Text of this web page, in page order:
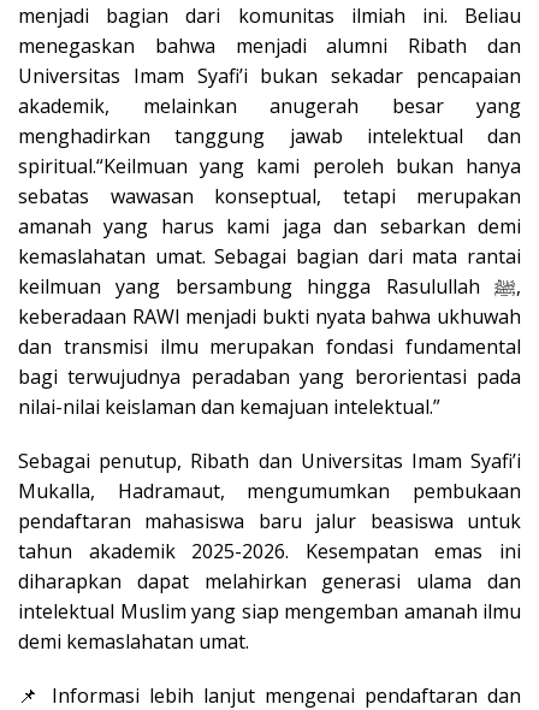
menjadi bagian dari komunitas ilmiah ini. Beliau
menegaskan bahwa menjadi alumni Ribath dan
Universitas Imam Syafi’i bukan sekadar pencapaian
akademik, melainkan anugerah besar yang
menghadirkan tanggung jawab intelektual dan
spiritual.“Keilmuan yang kami peroleh bukan hanya
sebatas wawasan konseptual, tetapi merupakan
amanah yang harus kami jaga dan sebarkan demi
kemaslahatan umat. Sebagai bagian dari mata rantai
keilmuan yang bersambung hingga Rasulullah ﷺ,
keberadaan RAWI menjadi bukti nyata bahwa ukhuwah
dan transmisi ilmu merupakan fondasi fundamental
bagi terwujudnya peradaban yang berorientasi pada
nilai-nilai keislaman dan kemajuan intelektual.”
Sebagai penutup, Ribath dan Universitas Imam Syafi’i
Mukalla, Hadramaut,
mengumumkan pembukaan
pendaftaran mahasiswa baru jalur beasiswa untuk
tahun akademik 2025-2026. Kesempatan emas ini
diharapkan dapat melahirkan generasi ulama dan
intelektual Muslim yang siap mengemban amanah ilmu
demi kemaslahatan umat.
📌
Informasi lebih lanjut mengenai pendaftaran dan